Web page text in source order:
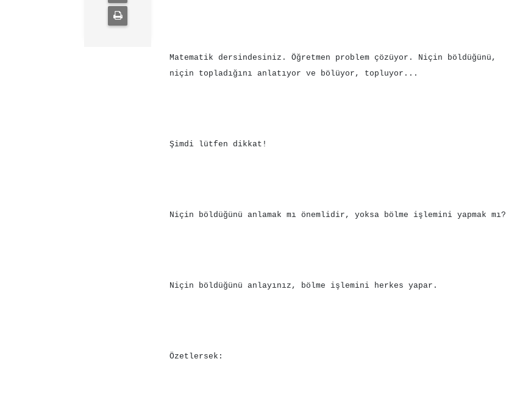
Matematik dersindesiniz. Öğretmen problem çözüyor. Niçin böldüğünü,
niçin topladığını anlatıyor ve bölüyor, topluyor...
Şimdi lütfen dikkat!
Niçin böldüğünü anlamak mı önemlidir, yoksa bölme işlemini yapmak mı?
Niçin böldüğünü anlayınız, bölme işlemini herkes yapar.
Özetlersek: